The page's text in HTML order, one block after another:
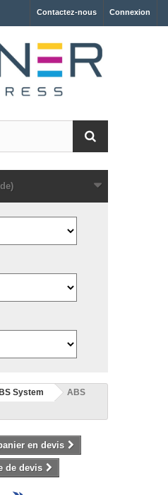
Connexion
Contactez-nous
System
ABS
en devis
de devis